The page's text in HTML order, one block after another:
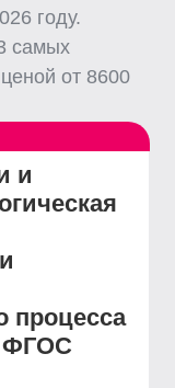
году.
самых
от 8600
и
процесса
ФГОС